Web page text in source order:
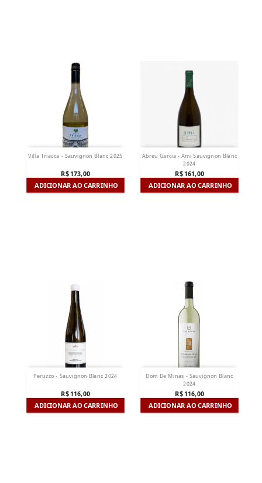
Villa Triacca - Sauvignon Blanc 2025
R$ 173,00
ADICIONAR AO CARRINHO
Abreu Garcia - Ami Sauvignon Blanc
2024
R$ 161,00
ADICIONAR AO CARRINHO
Peruzzo - Sauvignon Blanc 2024
R$ 116,00
ADICIONAR AO CARRINHO
Dom De Minas - Sauvignon Blanc
2024
R$ 116,00
ADICIONAR AO CARRINHO